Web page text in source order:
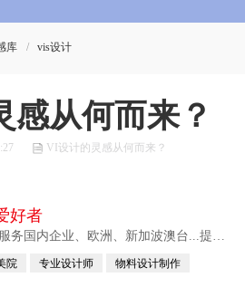
库 vis设计
从何而来？
VI设计的灵感从何而来？
好者
务国内企业、欧洲、新加波澳台...提供
院 专业设计师 物料设计制作